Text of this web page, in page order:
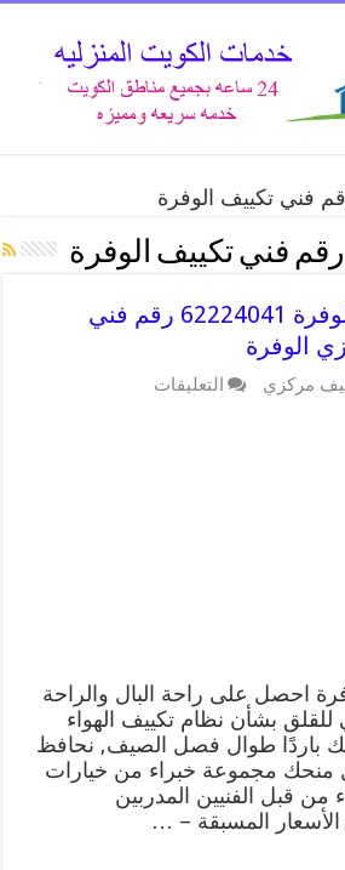
فني تكييف الوفرة
رقم فني تكييف الوفرة
رقم فني تكييف الوفرة 62224041 رقم فني
الوفرة
مركزي التعليقات
احصل على راحة البال والراحة
للقلق بشأن نظام تكييف الهواء
باردًا طوال فصل الصيف, نحافظ
منحك مجموعة خبراء من خيارات
من قبل الفنيين المدربين
الأسعار المسبقة – …